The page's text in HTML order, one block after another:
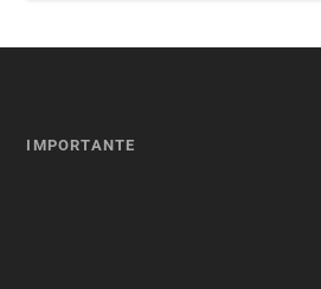
IMPORTANTE